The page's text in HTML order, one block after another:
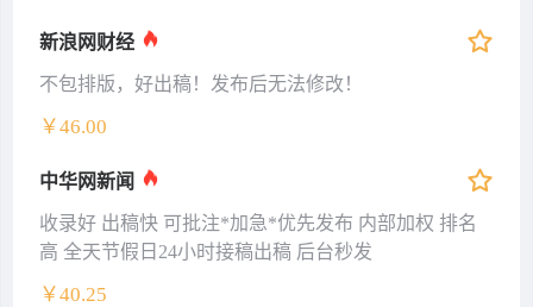
新浪网财经
不包排版，好出稿！发布后无法修改！
￥46.00
中华网新闻
收录好 出稿快 可批注*加急*优先发布 内部加权 排名
高 全天节假日24小时接稿出稿 后台秒发
￥40.25